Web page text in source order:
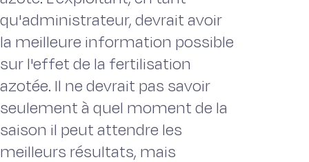
qu'administrateur, devrait avoir
la meilleure information possible
sur l'effet de la fertilisation
azotée. Il ne devrait pas savoir
seulement à quel moment de la
saison il peut attendre les
meilleurs résultats, mais